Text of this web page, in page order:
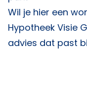
Wil je hier een
Hypotheek Visie
advies dat past